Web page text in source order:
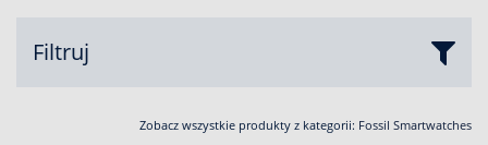
Filtruj
Zobacz wszystkie produkty z kategorii: Fossil Smartwatches